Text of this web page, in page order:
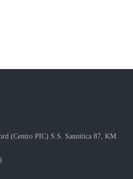
(Centro PIC) S.S. Sannitica 87, KM